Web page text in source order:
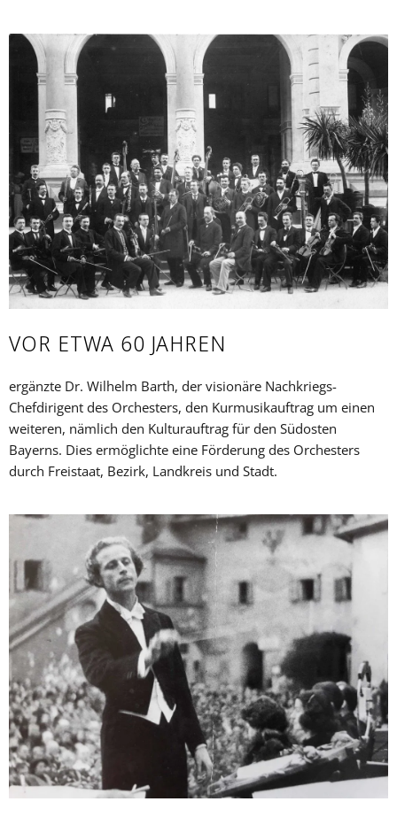
VOR ETWA 60 JAHREN
ergänzte Dr. Wilhelm Barth, der visionäre Nachkriegs-
Chefdirigent des Orchesters, den Kurmusikauftrag um einen
weiteren, nämlich den Kulturauftrag für den Südosten
Bayerns. Dies ermöglichte eine Förderung des Orchesters
durch Freistaat, Bezirk, Landkreis und Stadt.